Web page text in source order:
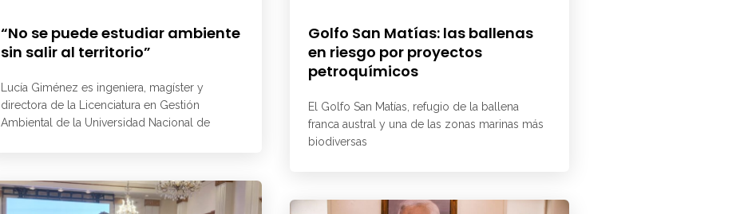
“No se puede estudiar ambiente
sin salir al territorio”
Lucía Giménez es ingeniera, magíster y
directora de la Licenciatura en Gestión
Ambiental de la Universidad Nacional de
Golfo San Matías: las ballenas
en riesgo por proyectos
petroquímicos
El Golfo San Matías, refugio de la ballena
franca austral y una de las zonas marinas más
biodiversas